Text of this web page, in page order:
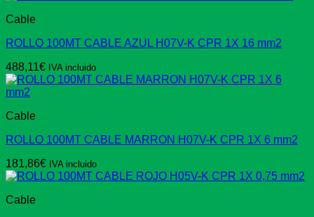
Cable
ROLLO 100MT CABLE AZUL H07V-K CPR 1X 16 mm2
488,11€ IVA incluido
Cable
ROLLO 100MT CABLE MARRON H07V-K CPR 1X 6 mm2
181,86€ IVA incluido
Cable